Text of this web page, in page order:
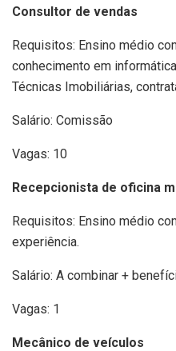
Consultor de vendas
Requisitos: Ensino médio
conhecimento em
Técnicas Imobiliárias,
Salário: Comissão
Vagas: 10
Recepcionista de oficina
Requisitos: Ensino médio
experiência.
Salário: A combinar +
Vagas: 1
Mecânico de veículos